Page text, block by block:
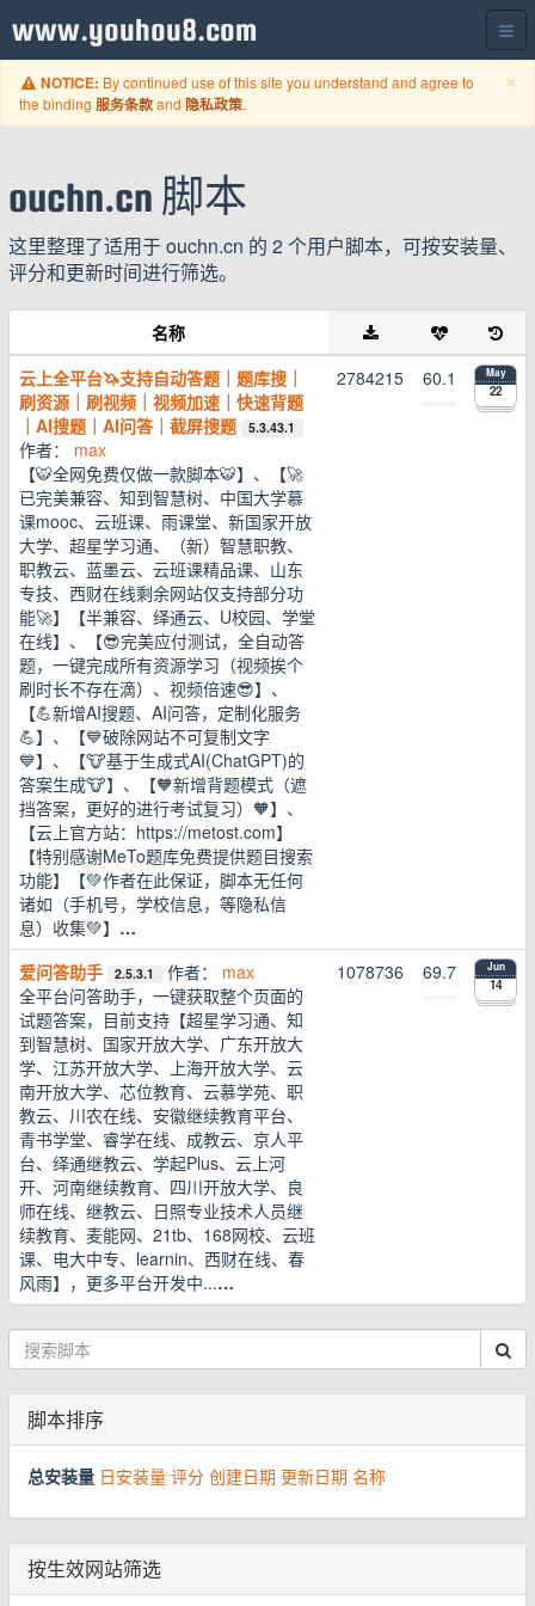
www.youhou8.com
×
NOTICE: By continued use of this site you understand and agree to
the binding 服务条款and 隐私政策.
ouchn.cn 脚本
这里整理了适用于 ouchn.cn 的 2 个用户脚本，可按安装量、
评分和更新时间进行筛选。
名称
云上全平台🦄️支持自动答题｜题库搜｜
刷资源｜刷视频｜视频加速｜快速背题
｜AI搜题｜AI问答｜截屏搜题
5.3.43.1
作者： max
【🐯全网免费仅做一款脚本🐯】、【🚀
已完美兼容、知到智慧树、中国大学慕
课mooc、云班课、雨课堂、新国家开放
大学、超星学习通、（新）智慧职教、
职教云、蓝墨云、云班课精品课、山东
专技、西财在线剩余网站仅支持部分功
能🚀】【半兼容、绎通云、U校园、学堂
在线】、【😎完美应付测试，全自动答
题，一键完成所有资源学习（视频挨个
刷时长不存在滴）、视频倍速😎】、
【💪新增AI搜题、AI问答，定制化服务
💪】、【💙破除网站不可复制文字
💙】、【🐮基于生成式AI(ChatGPT)的
答案生成🐮】、【🧡新增背题模式（遮
挡答案，更好的进行考试复习）🧡】、
【云上官方站：https://metost.com】
【特别感谢MeTo题库免费提供题目搜索
功能】【💚作者在此保证，脚本无任何
诸如（手机号，学校信息，等隐私信
息）收集💚】 …
2784215 60.1 May
22
爱问答助手 2.5.3.1 作者： max
全平台问答助手，一键获取整个页面的
试题答案，目前支持【超星学习通、知
到智慧树、国家开放大学、广东开放大
学、江苏开放大学、上海开放大学、云
南开放大学、芯位教育、云慕学苑、职
教云、川农在线、安徽继续教育平台、
青书学堂、睿学在线、成教云、京人平
台、绎通继教云、学起Plus、云上河
开、河南继续教育、四川开放大学、良
师在线、继教云、日照专业技术人员继
续教育、麦能网、21tb、168网校、云班
课、电大中专、learnin、西财在线、春
风雨】，更多平台开发中...…
1078736 69.7 Jun
14
脚本排序
总安装量 日安装量 评分 创建日期 更新日期 名称
按生效网站筛选